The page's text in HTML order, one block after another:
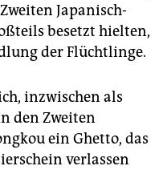
Japanisch-
besetzt hielten,
der Flüchtlinge.
inzwischen als
den Zweiten
ein Ghetto, das
verlassen